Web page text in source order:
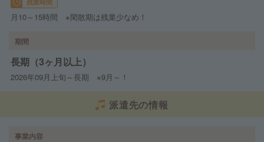
残業時間
月10～15時間 ※閑散期は残業少なめ！
期間
長期（3ヶ月以上）
2026年09月上旬～長期 ※9月～！
派遣先の情報
事業内容